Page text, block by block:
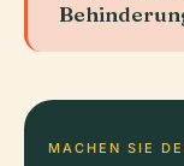
MACHEN SIE